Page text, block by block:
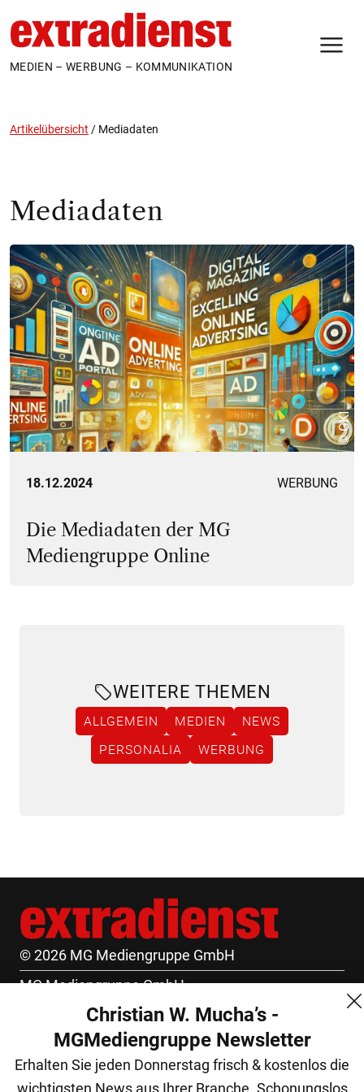
MEDIEN – WERBUNG – KOMMUNIKATION
Artikelübersicht / Mediadaten
Mediadaten
© GKI
18.12.2024 WERBUNG
Die Mediadaten der MG
Mediengruppe Online
WEITERE THEMEN
ALLGEMEIN MEDIEN
NEWS
PERSONALIA
WERBUNG
© 2026 MG Mediengruppe GmbH
MG Mediengruppe GmbH
Burgring 1/7
1010 Wien
+43 (1) 522 14 14
Christian W. Mucha’s -
MGMediengruppe Newsletter
Erhalten Sie jeden Donnerstag frisch & kostenlos die
wichtigsten News aus Ihrer Branche. Schonungslos